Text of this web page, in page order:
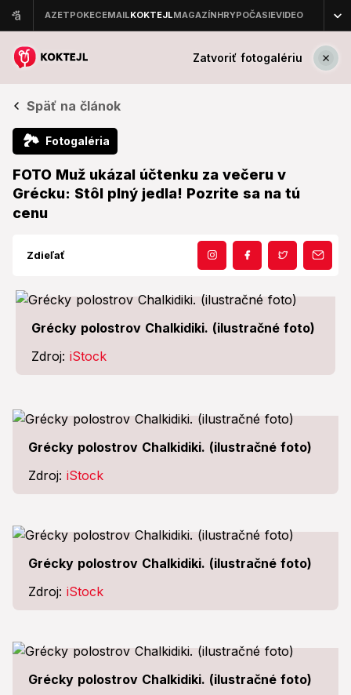
Zatvoriť fotogalériu
Späť na článok
🏞 Fotogaléria
FOTO Muž ukázal účtenku za večeru v
Grécku: Stôl plný jedla! Pozrite sa na tú
cenu
Zdieľať
Grécky polostrov Chalkidiki. (ilustračné foto)
Zdroj: iStock
Grécky polostrov Chalkidiki. (ilustračné foto)
Zdroj: iStock
Grécky polostrov Chalkidiki. (ilustračné foto)
Zdroj: iStock
Grécky polostrov Chalkidiki. (ilustračné foto)